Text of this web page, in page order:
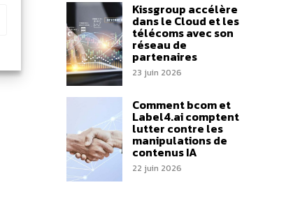
Kissgroup accélère
dans le Cloud et les
télécoms avec son
réseau de
partenaires
23 juin 2026
Comment bcom et
Label4.ai comptent
lutter contre les
manipulations de
contenus IA
22 juin 2026